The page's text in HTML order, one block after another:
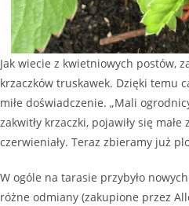
Jak wiecie z kwietniowych postów,
krzaczków truskawek. Dzięki temu
miłe doświadczenie. „Mali
zakwitły krzaczki, pojawiły się
czerwieniały. Teraz zbieramy już
W ogóle na tarasie przybyło
różne odmiany (zakupione przez